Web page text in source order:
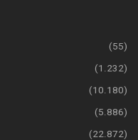
(55)
(1.232)
(10.180)
(5.886)
(22.872)